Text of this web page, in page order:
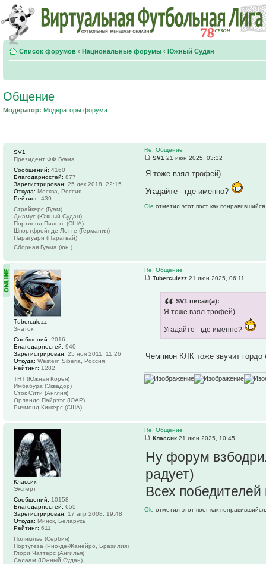
Список форумов ‹ Национальные форумы ‹ Южный Судан
Общение
Модератор: Модераторы форума
Re: Общение
SV1 21 июн 2025, 03:32
Я тоже взял трофей)
Угадайте - где именно?
Ole отметил этот пост как понравившийся.
SV1
Президент ФФ Гуама
Сообщений: 4160
Благодарностей: 877
Зарегистрирован: 25 дек 2018, 22:15
Откуда: Москва, Россия
Рейтинг: 439
Страйкерс (Гуам)
Джамус (Южный Судан)
Портленд Пилотс (США)
Шпортфройнде Лотте (Германия)
Парагуари (Парагвай)
Сборная Гуама (юн.)
Re: Общение
Tuberculezz 21 июн 2025, 06:11
SV1 писал(а):
Я тоже взял трофей)
Угадайте - где именно?
Чемпион КЛК тоже звучит гордо
Tuberculezz
Знаток
Сообщений: 2016
Благодарностей: 940
Зарегистрирован: 25 ноя 2011, 11:26
Откуда: Western Siberia, Россия
Рейтинг: 1282
ТНТ (Южная Корея)
Имбабура (Эквадор)
Сток Сити (Англия)
Орландо Пайрэтс (ЮАР)
Ричмонд Киккерс (США)
Re: Общение
Классик 21 июн 2025, 10:45
Ну форум
радует)
Всех
Ole отметил этот пост как понравившийся.
Классик
Эксперт
Сообщений: 10158
Благодарностей: 655
Зарегистрирован: 17 апр 2008, 19:48
Откуда: Минск, Беларусь
Рейтинг: 611
Полимлье (Сербия)
Португеза (Рио-де-Жанейро, Бразилия)
Глори Чаттерс (Ангилья)
Салаам (Южный Судан)